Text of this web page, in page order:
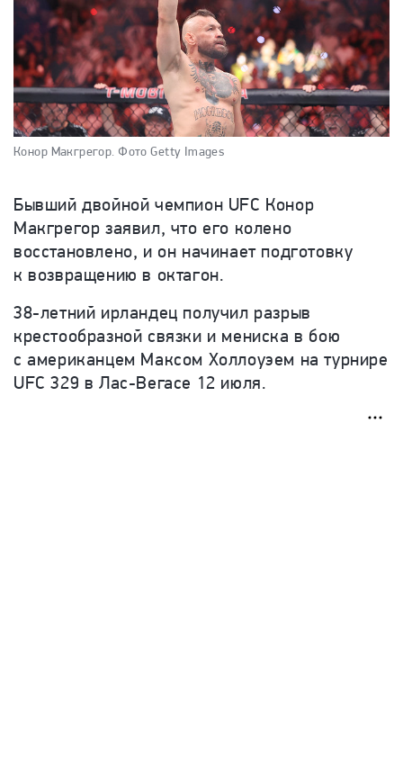
Конор Макгрегор. Фото Getty Images
Бывший двойной чемпион UFC Конор
Макгрегор заявил, что его колено
восстановлено, и он начинает подготовку
к возвращению в октагон.
38-летний ирландец получил разрыв
крестообразной связки и мениска в бою
с американцем Максом Холлоуэем на турнире
UFC 329 в Лас-Вегасе 12 июля.